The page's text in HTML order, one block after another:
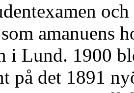
amanuens
i Lund. 1900
på det 1891